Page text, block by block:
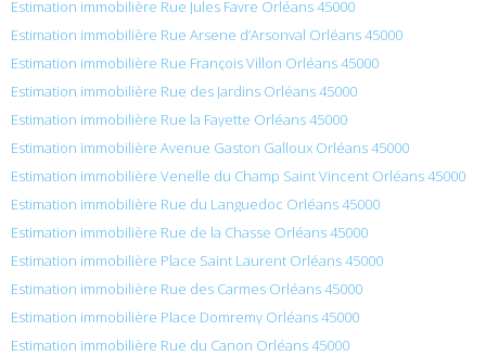
Estimation immobilière Rue Jules Favre Orléans 45000
Estimation immobilière Rue Arsene d’Arsonval Orléans 45000
Estimation immobilière Rue François Villon Orléans 45000
Estimation immobilière Rue des Jardins Orléans 45000
Estimation immobilière Rue la Fayette Orléans 45000
Estimation immobilière Avenue Gaston Galloux Orléans 45000
Estimation immobilière Venelle du Champ Saint Vincent Orléans 45000
Estimation immobilière Rue du Languedoc Orléans 45000
Estimation immobilière Rue de la Chasse Orléans 45000
Estimation immobilière Place Saint Laurent Orléans 45000
Estimation immobilière Rue des Carmes Orléans 45000
Estimation immobilière Place Domremy Orléans 45000
Estimation immobilière Rue du Canon Orléans 45000